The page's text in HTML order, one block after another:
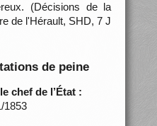
(Décisions de la
de l'Hérault, SHD, 7 J
de peine
chef de l’État :
1853